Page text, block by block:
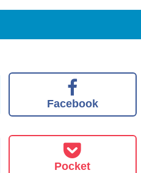
Facebook
Pocket